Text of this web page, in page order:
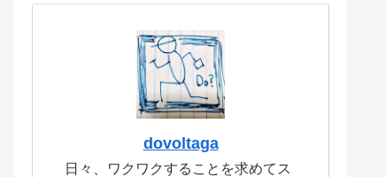
dovoltaga
日々、ワクワクすることを求めてス